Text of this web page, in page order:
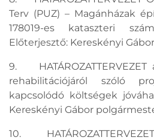
Terv (PUZ) – Magánházak
178019-es kataszteri
Előterjesztő: Kereskényi
9. HATÁROZATTERVEZET
rehabilitációjáról szóló
kapcsolódó költségek
Kereskényi Gábor
10.